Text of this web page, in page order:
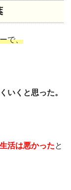
で、
いくと思った。
活は悪かったと